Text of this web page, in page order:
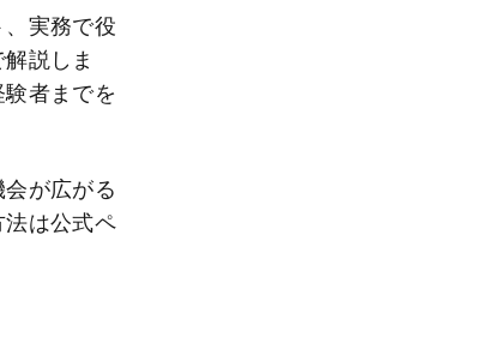
実務で役
説しま
者までを
が広がる
は公式ペ